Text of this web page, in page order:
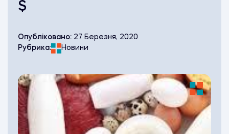
$
Опубліковано: 27 Березня, 2020
Рубрика:
Новини